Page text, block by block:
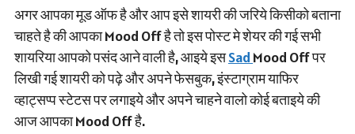
अगर आपका मूड ऑफ है और आप इसे शायरी की जरिये किसीको बताना
चाहते है की आपका Mood Off है तो इस पोस्ट मे शेयर की गई सभी
शायरिया आपको पसंद आने वाली है, आइये इसSad Mood Off पर
लिखी गई शायरी को पढ़े और अपने फेसबुक, इंस्टाग्राम याफिर
व्हाट्सप्प स्टेटस पर लगाइये और अपने चाहने वालो कोई बताइये की
आज आपका Mood Off है.